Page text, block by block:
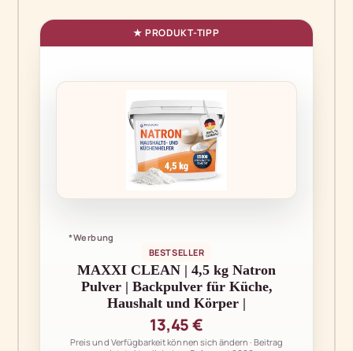
*Werbung
BESTSELLER
MAXXI CLEAN | 4,5 kg Natron
Pulver | Backpulver für Küche,
Haushalt und Körper |
13,45 €
Preis und Verfügbarkeit können sich ändern · Beitrag